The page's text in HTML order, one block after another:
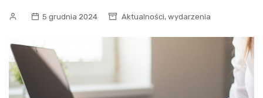
5 grudnia 2024 Aktualności, wydarzenia